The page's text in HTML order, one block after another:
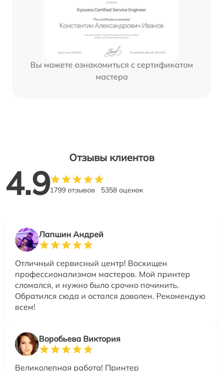
Вы можете ознакомиться с сертификатом
мастера
Отзывы клиентов
4.91799 отзывов 5358 оценок
Лапшин Андрей
Отличный сервисный центр! Восхищен
профессионализмом мастеров. Мой принтер
сломался, и нужно было срочно починить.
Обратился сюда и остался доволен. Рекомендую
всем!
Воробьева Виктория
Великолепная работа! Принтер